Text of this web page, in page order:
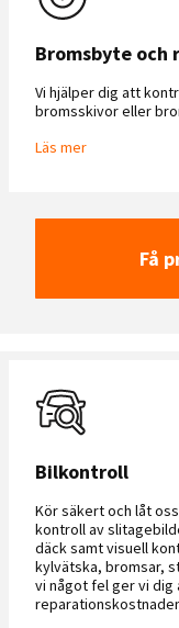
Bromsbyte och
Vi hjälper dig att
bromsskivor eller
Läs mer
Få
Bilkontroll
Kör säkert och låt
kontroll av
däck samt visuell
kylvätska, bromsar,
vi något fel ger vi